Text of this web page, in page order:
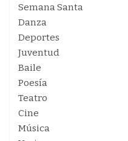
Semana Santa
Danza
Deportes
Juventud
Baile
Poesía
Teatro
Cine
Música